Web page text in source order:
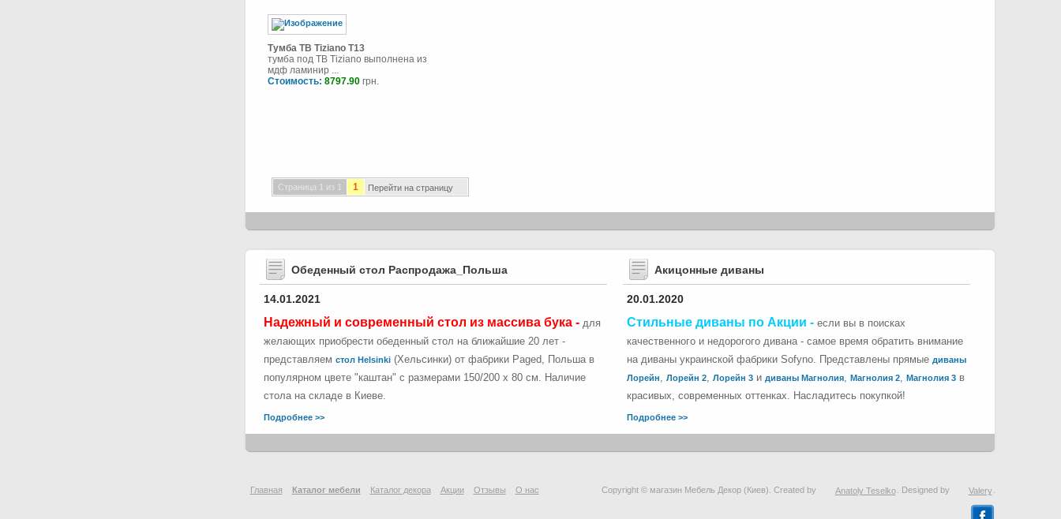
Тумба ТВ Tiziano T13
тумба под ТВ Tiziano выполнена из
мдф ламинир ...
Стоимость: 8797.90 грн.
Страница 1 из 1 1 Перейти на страницу
Обеденный стол Распродажа_Польша
14.01.2021
Надежный и современный стол из массива бука - для
желающих приобрести обеденный стол на ближайшие 20 лет -
представляем стол Helsinki (Хельсинки) от фабрики Paged, Польша в
популярном цвете "каштан" с размерами 150/200 х 80 см. Наличие
стола на складе в Киеве.
Подробнее >>
Акицонные диваны
20.01.2020
Стильные диваны по Акции - если вы в поисках
качественного и недорогого дивана - самое время обратить внимание
на диваны украинской фабрики Sofyno. Представлены прямые диваны
Лорейн, Лорейн 2, Лорейн 3 и диваны Магнолия, Магнолия 2, Магнолия 3 в
красивых, современных оттенках. Насладитесь покупкой!
Подробнее >>
Главная Каталог мебели Каталог декора Акции Отзывы О нас Copyright © магазин Мебель Декор (Киев). Created by Anatoly Teselko . Designed by Valery .